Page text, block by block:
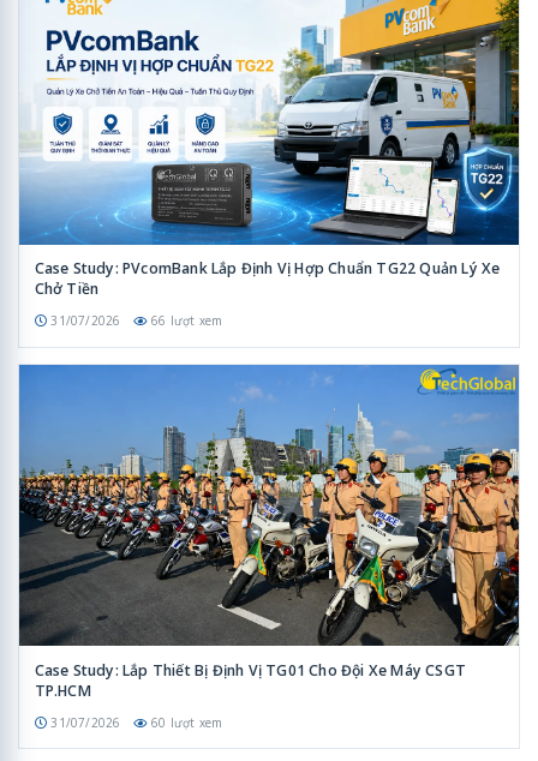
Case Study: PVcomBank Lắp Định Vị Hợp Chuẩn TG22 Quản Lý Xe
Chở Tiền
31/07/2026 66 lượt xem
Case Study: Lắp Thiết Bị Định Vị TG01 Cho Đội Xe Máy CSGT
TP.HCM
31/07/2026 60 lượt xem